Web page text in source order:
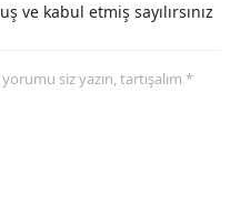
ve kabul etmiş sayılırsınız
siz yazın, tartışalım *